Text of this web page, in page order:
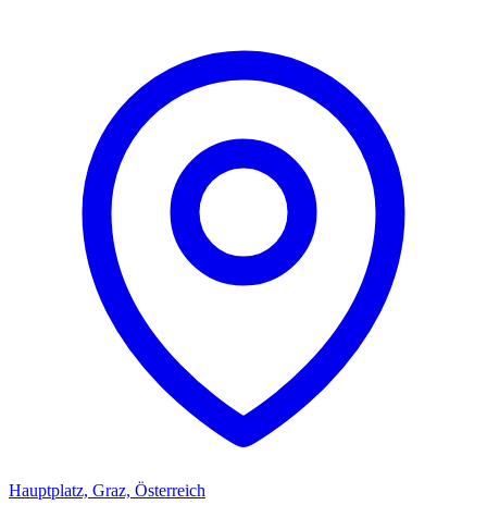
Hauptplatz, Graz, Österreich